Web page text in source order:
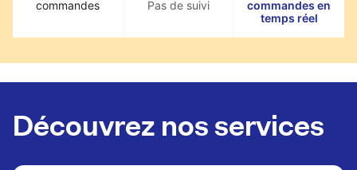
commandes Pas de suivi
commandes en
temps réel
Découvrez nos services